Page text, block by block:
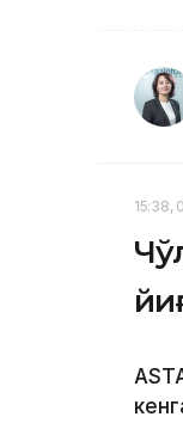
15:38,